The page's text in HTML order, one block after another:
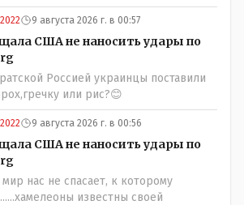
может иметь плохие последствия от
как защита от дол.....бов не
курсами предметов, в
и математики. Vlad Kostanai: Поэтому
и я в том числе своих не
вам и тем другим людям благодарен.
направленные на сокращение
в популяции соответствующих
заслуживают благодарности. Мы и
загубили нормальный
9 августа 2026 г. в 00:57
США не наносить удары по
Россией украинцы поставили
или рис?😊
9 августа 2026 г. в 00:56
США не наносить удары по
нас не спасает, к которому
известны своей